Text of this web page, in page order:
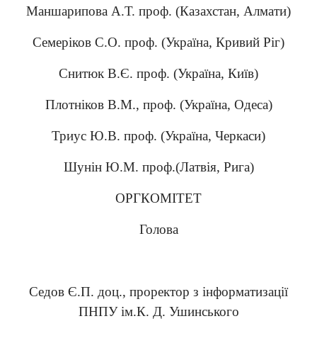
Маншарипова А.Т. проф. (Казахстан, Алмати)
Семеріков С.О. проф. (Україна, Кривий Ріг)
Снитюк В.Є. проф. (Україна, Київ)
Плотніков В.М., проф. (Україна, Одеса)
Триус Ю.В. проф. (Україна, Черкаси)
Шунін Ю.М. проф.(Латвія, Рига)
ОРГКОМІТЕТ
Голова
Седов Є.П. доц., проректор з інформатизації
ПНПУ ім.К. Д. Ушинського